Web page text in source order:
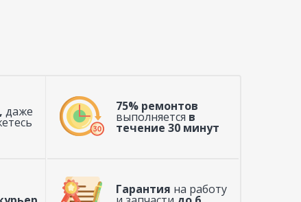
даже 75% ремонтов
выполняется в
течение 30 минут
Гарантия на работу